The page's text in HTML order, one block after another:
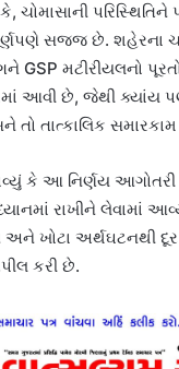
પરિસ્થિતિને
સજ્જ છે. શહેરના
GSP મટીરીયલનો
આવી છે, જેથી ક્યાંય
તો તાત્કાલિક
કે આ નિર્ણય આગોતરી
ધ્યાનમાં રાખીને લેવામાં
ખોટા અર્થઘટનથી દૂર
કરી છે.